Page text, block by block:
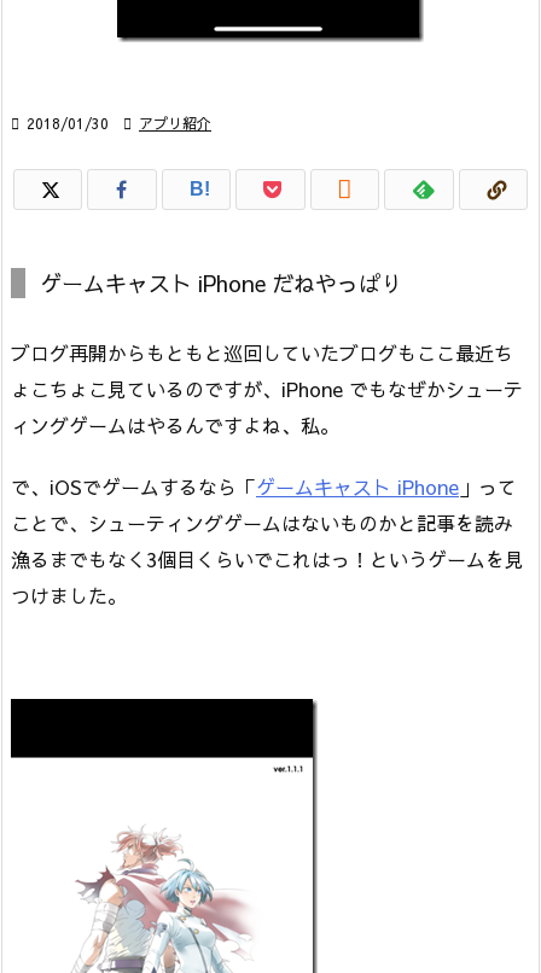
 2018/01/30  アプリ紹介
B! 
ゲームキャスト iPhone だねやっぱり
​ブログ再開からもともと巡回していたブログもここ最近ち
ょこちょこ見ているのですが、iPhone でもなぜかシューテ
ィングゲームはやるんですよね、私。
で、iOSでゲームするなら「ゲームキャスト iPhone 」って
ことで、シューティングゲームはないものかと記事を読み
漁るまでもなく3個目くらいでこれはっ！というゲームを見
つけました。